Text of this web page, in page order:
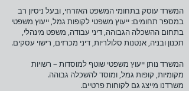
המשרד עוסק בתחומי המשפט האזרחי, ובעל ניסיון רב
במספר תחומים: ייעוץ משפטי לקופות גמל, ייעוץ משפטי
בתחום ההשכלה הגבוהה, דיני עבודה, משפט מינהלי,
תכנון ובניה, אנטנות סלולריות, דיני מכרזים, רישוי עסקים.
המשרד נותן ייעוץ משפטי שוטף למוסדות – רשויות
מקומיות, קופות גמל, ומוסד להשכלה גבוהה.
משרדנו מייצג גם לקוחות פרטיים.